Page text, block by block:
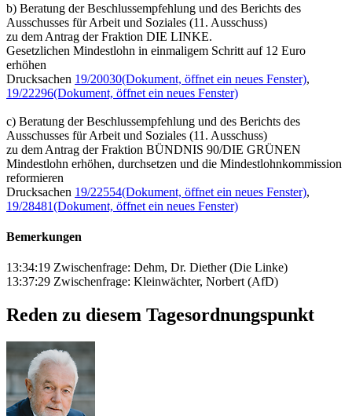
b) Beratung der Beschlussempfehlung und des Berichts des
Ausschusses für Arbeit und Soziales (11. Ausschuss)
zu dem Antrag der Fraktion DIE LINKE.
Gesetzlichen Mindestlohn in einmaligem Schritt auf 12 Euro
erhöhen
Drucksachen 19/20030(Dokument, öffnet ein neues Fenster),
19/22296(Dokument, öffnet ein neues Fenster)
c) Beratung der Beschlussempfehlung und des Berichts des
Ausschusses für Arbeit und Soziales (11. Ausschuss)
zu dem Antrag der Fraktion BÜNDNIS 90/DIE GRÜNEN
Mindestlohn erhöhen, durchsetzen und die Mindestlohnkommission
reformieren
Drucksachen 19/22554(Dokument, öffnet ein neues Fenster),
19/28481(Dokument, öffnet ein neues Fenster)
Bemerkungen
13:34:19 Zwischenfrage: Dehm, Dr. Diether (Die Linke)
13:37:29 Zwischenfrage: Kleinwächter, Norbert (AfD)
Reden zu diesem Tagesordnungspunkt